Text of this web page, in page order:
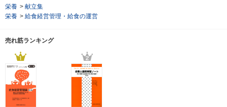
栄養 > 献立集
栄養 > 給食経営管理・給食の運営
売れ筋ランキング